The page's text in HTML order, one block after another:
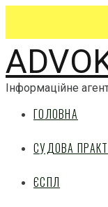
Інформаційне
ГОЛОВНА
СУДОВА
ЄСПЛ